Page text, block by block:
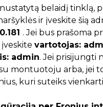
belaidį tinklą,
ir įveskite šią
. Jei bus prašoma
vartotojas:
admin. Jei prisijungti
montuotoju arba, jei
kuri suteiks